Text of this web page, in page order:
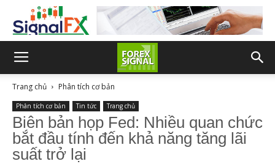
Trang chủ Phân tích cơ bản
Phân tích cơ bản Tin tức Trang chủ
Biên bản họp Fed: Nhiều quan chức
bắt đầu tính đến khả năng tăng lãi
suất trở lại